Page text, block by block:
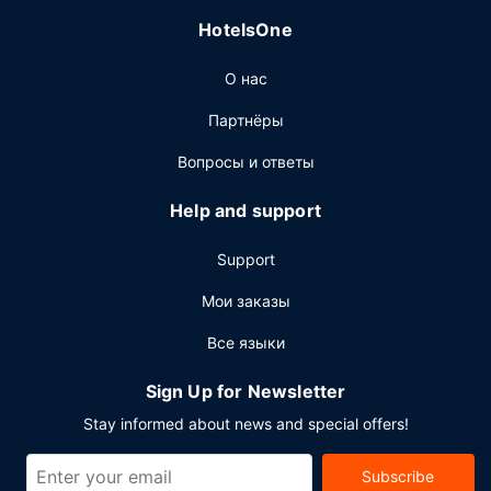
Этот отель приглашает вас в свой ресторан Las Palmas,
кофейня/кафе и круглосуточное обслуживание
номеров. Загляните в бар/лаунж или бар у бассейна,
чтобы расслабиться за любимым напитком.
Другие особенности
Для удобства гостей предоставляется следующее:
бесплатный (проводной) доступ в интернет, бизнес-
мероприятий предоставляется следующее:
конференц-центр и переговорные комнаты.
дополнительную плату).
HotelsOne
О нас
Партнёры
Вопросы и ответы
Help and support
Support
Мои заказы
Все языки
Sign Up for Newsletter
Stay informed about news and special offers!
Subscribe